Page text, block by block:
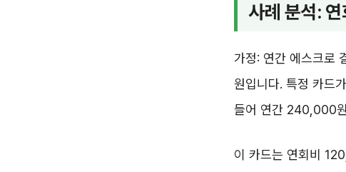
사례 분석:
가정: 연간 에스크로
원입니다. 특정 카드
들어 연간 240,000
이 카드는 연회비